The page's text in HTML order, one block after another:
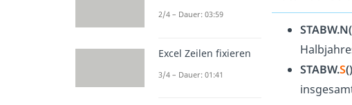
STABW.S()
2/4 – Dauer: 03:59
Excel Zeilen fixieren
3/4 – Dauer: 01:41